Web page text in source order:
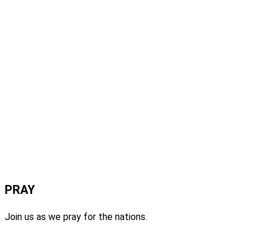
PRAY
Join us as we pray for the nations.